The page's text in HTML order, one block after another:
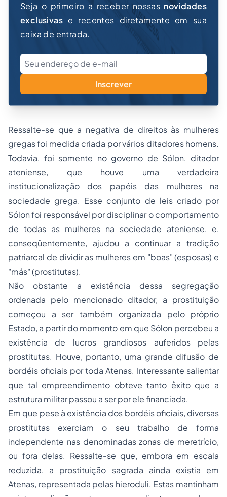
Seja o primeiro a receber nossas novidades
exclusivas e recentes diretamente em sua
caixa de entrada.
Inscrever
Ressalte-se que a negativa de direitos às mulheres
gregas foi medida criada por vários ditadores homens.
Todavia, foi somente no governo de Sólon, ditador
ateniense, que houve uma verdadeira
institucionalização dos papéis das mulheres na
sociedade grega. Esse conjunto de leis criado por
Sólon foi responsável por disciplinar o comportamento
de todas as mulheres na sociedade ateniense, e,
conseqüentemente, ajudou a continuar a tradição
patriarcal de dividir as mulheres em "boas" (esposas) e
"más" (prostitutas).
Não obstante a existência dessa segregação
ordenada pelo mencionado ditador, a prostituição
começou a ser também organizada pelo próprio
Estado, a partir do momento em que Sólon percebeu a
existência de lucros grandiosos auferidos pelas
prostitutas. Houve, portanto, uma grande difusão de
bordéis oficiais por toda Atenas. Interessante salientar
que tal empreendimento obteve tanto êxito que a
estrutura militar passou a ser por ele financiada.
Em que pese à existência dos bordéis oficiais, diversas
prostitutas exerciam o seu trabalho de forma
independente nas denominadas zonas de meretrício,
ou fora delas. Ressalte-se que, embora em escala
reduzida, a prostituição sagrada ainda existia em
Atenas, representada pelas hieroduli. Estas mantinham